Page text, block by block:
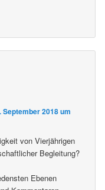
September 2018 um
von Vierjährigen
Begleitung?
Ebenen